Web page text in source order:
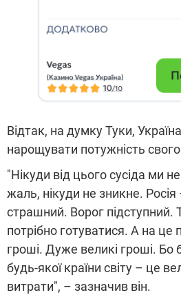
Відтак, на думку Туки,
нарощувати потужність свого
"Нікуди від цього сусіда ми
жаль, нікуди не зникне.
страшний. Ворог підступний.
потрібно готуватися. А на це
гроші. Дуже великі гроші. Бо
будь-якої країни світу – це
витрати", – зазначив він.